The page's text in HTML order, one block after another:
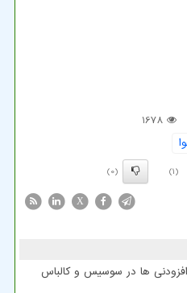
1678
(1)
(0)
X
ها در سوسیس و کالباس